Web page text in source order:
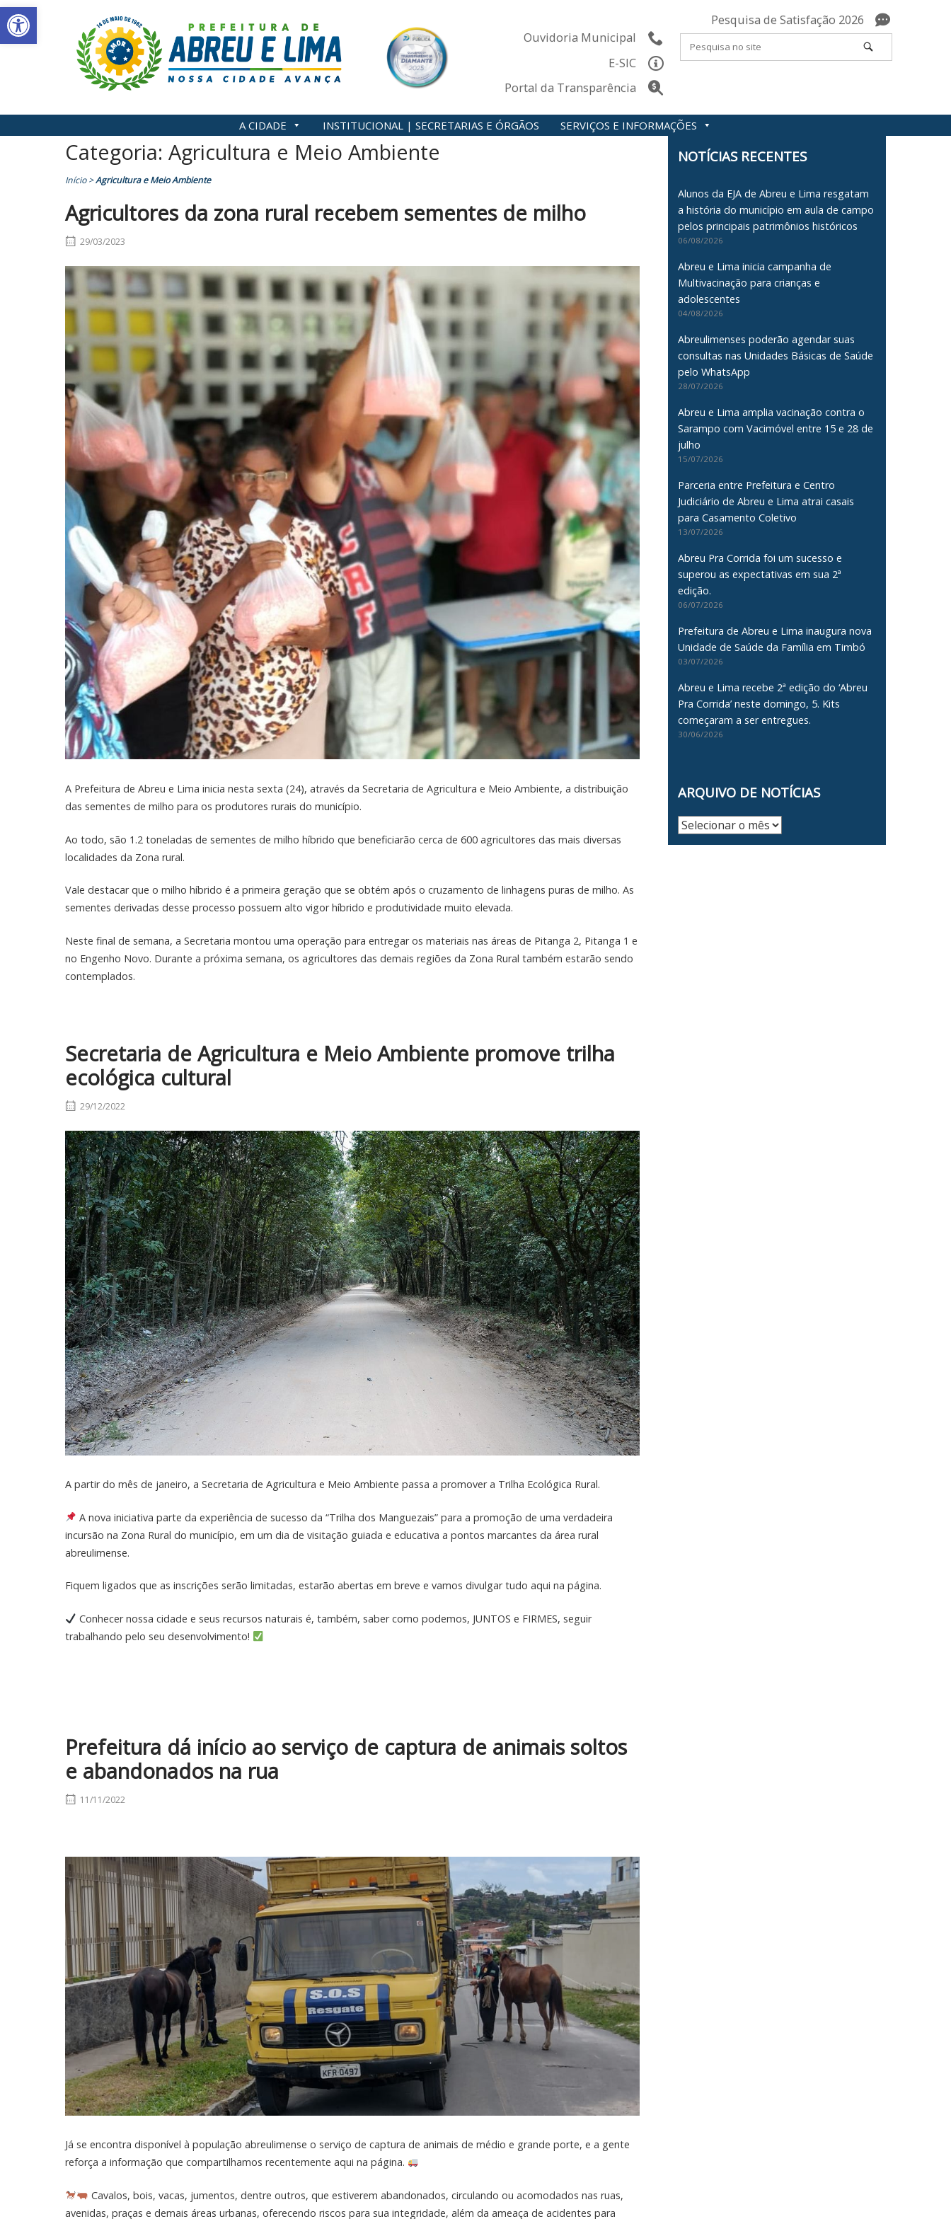
Abrir a barra de ferramentas
Skip
to
content
Ouvidoria Municipal
E-SIC
Portal da Transparência
Pesquisa de Satisfação 2026
A CIDADE INSTITUCIONAL | SECRETARIAS E ÓRGÃOS SERVIÇOS E INFORMAÇÕES
Categoria: Agricultura e Meio Ambiente
Início>Agricultura e Meio Ambiente
Agricultores da zona rural recebem sementes de milho
29/03/2023
A Prefeitura de Abreu e Lima inicia nesta sexta (24), através da Secretaria de Agricultura e Meio Ambiente, a distribuição
das sementes de milho para os produtores rurais do município.
Ao todo, são 1.2 toneladas de sementes de milho híbrido que beneficiarão cerca de 600 agricultores das mais diversas
localidades da Zona rural.
Vale destacar que o milho híbrido é a primeira geração que se obtém após o cruzamento de linhagens puras de milho. As
sementes derivadas desse processo possuem alto vigor híbrido e produtividade muito elevada.
Neste final de semana, a Secretaria montou uma operação para entregar os materiais nas áreas de Pitanga 2, Pitanga 1 e
no Engenho Novo. Durante a próxima semana, os agricultores das demais regiões da Zona Rural também estarão sendo
contemplados.
Secretaria de Agricultura e Meio Ambiente promove trilha
ecológica cultural
29/12/2022
A partir do mês de janeiro, a Secretaria de Agricultura e Meio Ambiente passa a promover a Trilha Ecológica Rural.
A nova iniciativa parte da experiência de sucesso da “Trilha dos Manguezais” para a promoção de uma verdadeira
incursão na Zona Rural do município, em um dia de visitação guiada e educativa a pontos marcantes da área rural
abreulimense.
Fiquem ligados que as inscrições serão limitadas, estarão abertas em breve e vamos divulgar tudo aqui na página.
Conhecer nossa cidade e seus recursos naturais é, também, saber como podemos, JUNTOS e FIRMES, seguir
trabalhando pelo seu desenvolvimento!
Prefeitura dá início ao serviço de captura de animais soltos
e abandonados na rua
11/11/2022
Já se encontra disponível à população abreulimense o serviço de captura de animais de médio e grande porte, e a gente
reforça a informação que compartilhamos recentemente aqui na página.
Cavalos, bois, vacas, jumentos, dentre outros, que estiverem abandonados, circulando ou acomodados nas ruas,
avenidas, praças e demais áreas urbanas, oferecendo riscos para sua integridade, além da ameaça de acidentes para
NOTÍCIAS RECENTES
Alunos da EJA de Abreu e Lima resgatam
a história do município em aula de campo
pelos principais patrimônios históricos
06/08/2026
Abreu e Lima inicia campanha de
Multivacinação para crianças e
adolescentes
04/08/2026
Abreulimenses poderão agendar suas
consultas nas Unidades Básicas de Saúde
pelo WhatsApp
28/07/2026
Abreu e Lima amplia vacinação contra o
Sarampo com Vacimóvel entre 15 e 28 de
julho
15/07/2026
Parceria entre Prefeitura e Centro
Judiciário de Abreu e Lima atrai casais
para Casamento Coletivo
13/07/2026
Abreu Pra Corrida foi um sucesso e
superou as expectativas em sua 2ª
edição.
06/07/2026
Prefeitura de Abreu e Lima inaugura nova
Unidade de Saúde da Família em Timbó
03/07/2026
Abreu e Lima recebe 2ª edição do ‘Abreu
Pra Corrida’ neste domingo, 5. Kits
começaram a ser entregues.
30/06/2026
ARQUIVO DE NOTÍCIAS
Arquivo